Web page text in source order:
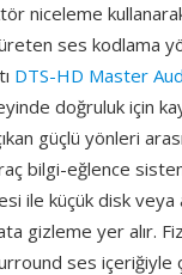
niceleme
ses kodlama
DTS-HD Master
doğruluk için
güçlü yönleri
bilgi-eğlence
ile küçük disk veya
gizleme yer alır.
ses içeriğiyle